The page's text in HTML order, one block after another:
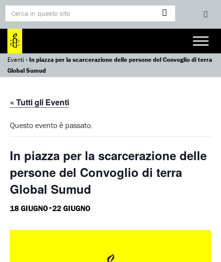
Eventi »In piazza per la scarcerazione delle persone del Convoglio di terra
Global Sumud
« Tutti gli Eventi
Questo evento è passato.
In piazza per la scarcerazione delle
persone del Convoglio di terra
Global Sumud
18 GIUGNO-22 GIUGNO